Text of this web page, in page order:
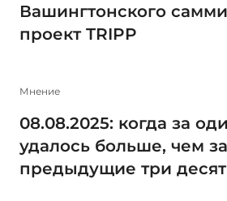
Вашингтонского
проект TRIPP
Мнение
08.08.2025: когда за
удалось больше, чем за
предыдущие три